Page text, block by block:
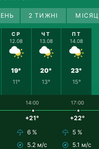
2 ТИЖНІ
СР
12.08
19°
11°
ЧТ
13.08
20°
13°
ПТ
14.08
23°
15°
14:00
+21°
6 %
5.2 м/с
17:00
+22°
5 %
5.1 м/с